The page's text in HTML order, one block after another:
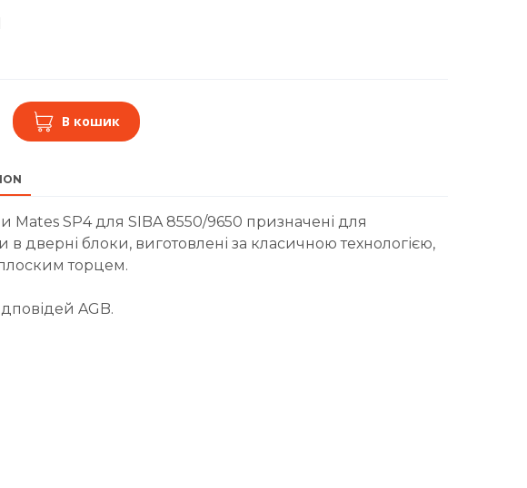
В кошик
Mates SP4 для SIBA 8550/9650 призначені для
в дверні блоки, виготовлені за класичною технологією,
торцем.
AGB.